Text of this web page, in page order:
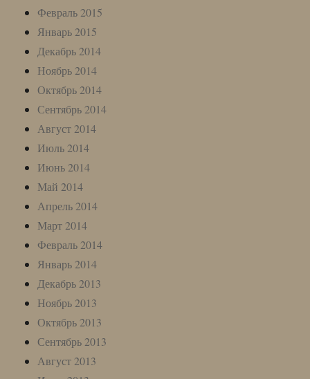
Февраль 2015
Январь 2015
Декабрь 2014
Ноябрь 2014
Октябрь 2014
Сентябрь 2014
Август 2014
Июль 2014
Июнь 2014
Май 2014
Апрель 2014
Март 2014
Февраль 2014
Январь 2014
Декабрь 2013
Ноябрь 2013
Октябрь 2013
Сентябрь 2013
Август 2013